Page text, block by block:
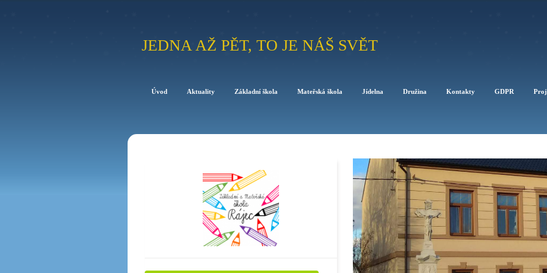
JEDNA AŽ PĚT, TO JE NÁŠ SVĚT
Úvod Aktuality Základní škola Mateřská škola Jídelna Družina Kontakty GDPR